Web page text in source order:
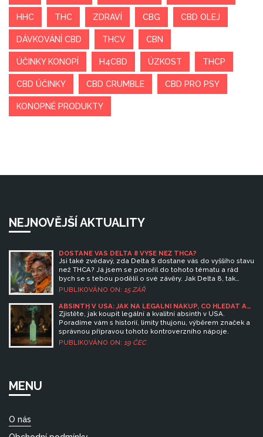
HHC THC ZDRAVÍ CBG CBD OLEJ
DÁVKOVÁNÍ CBD THCV CBN
ÚČINKY KONOPÍ H4CBD ÚZKOST THCP
CBD ÚČINKY CBD CRUMBLE CBD PRO PSY
KONOPNÉ PRODUKTY
NEJNOVĚJŠÍ AKTUALITY
DOSTANE VÁS DELTA 8 VÝŠE NEŽ THCA?
Jsi také zvědavý, zda Delta 8 dostane vás do vyššího stavu
než THCA? Já jsem se ponořil do tohoto tématu a rád
bych se s tebou podělil o své závěry. Jak Delta 8, tak
THCA patří mezi látky obsažené v konopí, ale každá
ovlivňuje naše tělo jiným způsobem. Tyto informace ti
pomůžou lépe porozumět jejich vlivu a možná i zvolit,
který variant je pro tebe nejlepší.
PUBLIKOVÁNO ON: 15 ZÁŘ
ABSINTH V USA: JAK NA LEGÁLNÍ NÁKUP, CO HLEDAT A
KDE NAJÍT PRAVÝ
Zjistěte, jak koupit legální a kvalitní absinth v USA.
Poradíme vám s historií, limity thujonu, výběrem značek a
správnou přípravou tohoto kontroverzního nápoje.
PUBLIKOVÁNO ON: 19 ČEC
MENU
O nás